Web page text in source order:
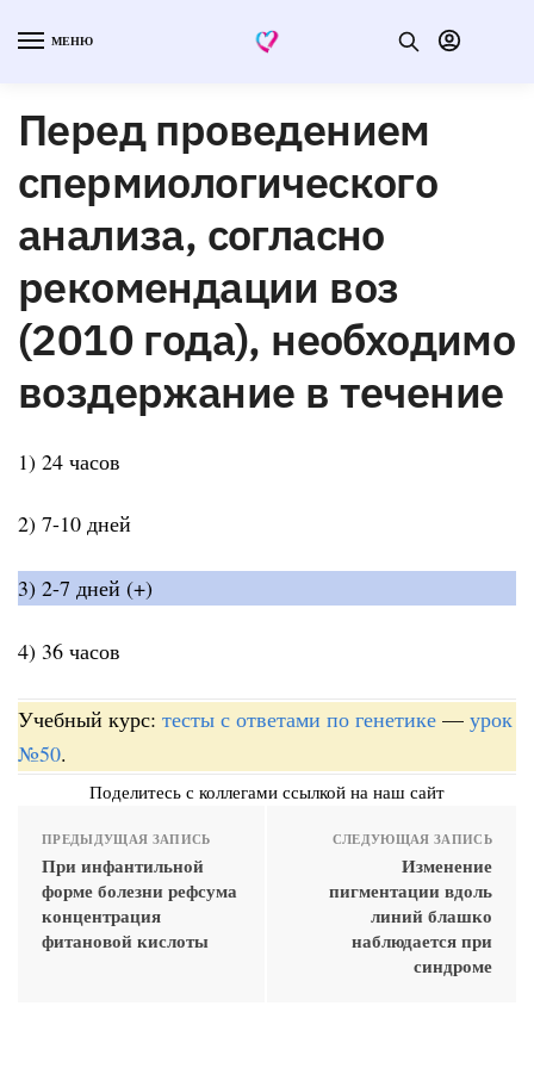
МЕНЮ
Перед проведением
спермиологического
анализа, согласно
рекомендации воз
(2010 года), необходимо
воздержание в течение
1) 24 часов
2) 7-10 дней
3) 2-7 дней (+)
4) 36 часов
Учебный курс: тесты с ответами по генетике — урок
№50.
Поделитесь с коллегами ссылкой на наш сайт
ПРЕДЫДУЩАЯ ЗАПИСЬ
При инфантильной
форме болезни рефсума
концентрация
фитановой кислоты
СЛЕДУЮЩАЯ ЗАПИСЬ
Изменение
пигментации вдоль
линий блашко
наблюдается при
синдроме